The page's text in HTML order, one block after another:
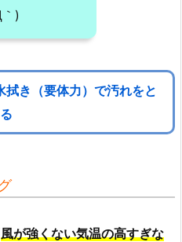
)
き（要体力）で汚れをと
る
風が強くない気温の高すぎな